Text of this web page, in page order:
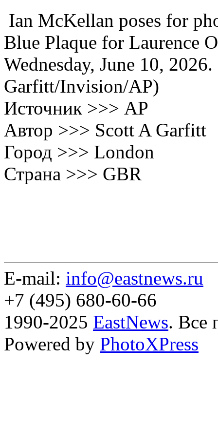
Ian McKellan poses for
Blue Plaque for Laurence
Wednesday, June 10,
Garfitt/Invision/AP)
Источник >>> AP
Автор >>> Scott A Garfitt
Город >>> London
Страна >>> GBR
E-mail: info@eastnews.ru
+7 (495) 680-60-66
1990-2025 EastNews. Все
Powered by PhotoXPress